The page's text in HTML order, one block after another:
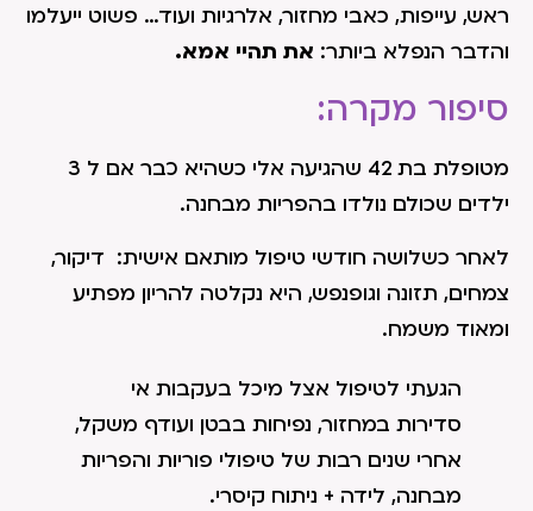
ראש, עייפות, כאבי מחזור, אלרגיות ועוד… פשוט ייעלמו
והדבר הנפלא ביותר: את תהיי אמא.
סיפור מקרה:
מטופלת בת 42 שהגיעה אלי כשהיא כבר אם ל 3
ילדים שכולם נולדו בהפריות מבחנה.
לאחר כשלושה חודשי טיפול מותאם אישית: דיקור,
צמחים, תזונה וגופנפש, היא נקלטה להריון מפתיע
ומאוד משמח.
הגעתי לטיפול אצל מיכל בעקבות אי
סדירות במחזור, נפיחות בבטן ועודף משקל,
אחרי שנים רבות של טיפולי פוריות והפריות
מבחנה, לידה + ניתוח קיסרי.